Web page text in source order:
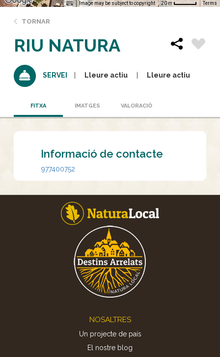
Image may be subject to copyright 20 m Terms
TORNAR
RIU NATURA
SERVEI Lleure actiu Lleure actiu
FITXA IMATGES VALORACIÓ
Informació de contacte
977400752
NOSALTRES
Un projecte de país
El nostre blog